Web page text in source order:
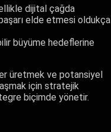
dijital çağda
elde etmesi oldukça
büyüme hedeflerine
üretmek ve potansiyel
için stratejik
biçimde yönetir.